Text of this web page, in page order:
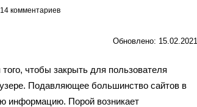
14 комментариев
Обновлено: 15.02.2021
чтобы закрыть для пользователя
Подавляющее большинство сайтов в
информацию. Порой возникает